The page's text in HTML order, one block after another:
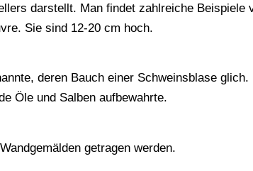
darstellt. Man findet zahlreiche Beispiele
Sie sind 12-20 cm hoch.
deren Bauch einer Schweinsblase glich.
Öle und Salben aufbewahrte.
getragen werden.